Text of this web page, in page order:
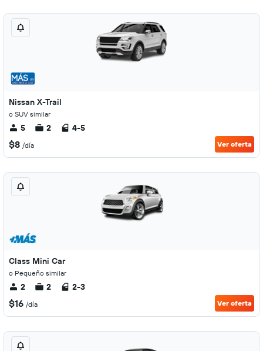
Nissan X-Trail
o SUV similar
5 2 4-5
$8 /día Ver oferta
Class Mini Car
o Pequeño similar
2 2 2-3
$16 /día Ver oferta